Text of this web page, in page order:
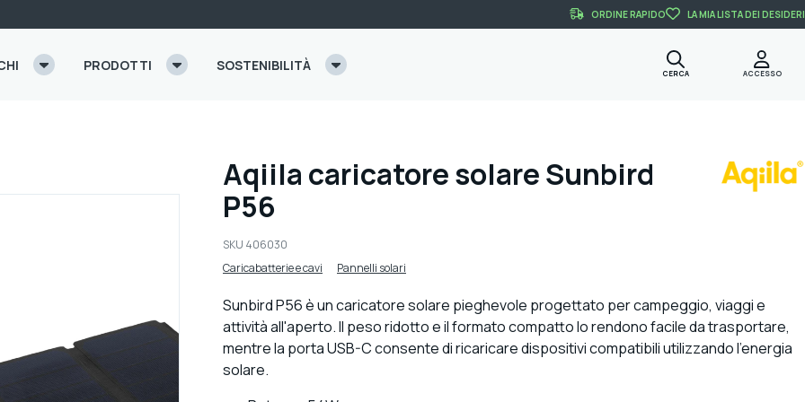
ORDINE RAPIDO LA MIA LISTA DEI DESIDERI
PRODOTTI SOSTENIBILITÀ CERCA ACCESSO
Aqiila caricatore solare Sunbird
P56
SKU 406030
Caricabatterie e cavi
Pannelli solari
Sunbird P56 è un caricatore solare pieghevole progettato per campeggio, viaggi e
attività all'aperto. Il peso ridotto e il formato compatto lo rendono facile da trasportare,
mentre la porta USB-C consente di ricaricare dispositivi compatibili utilizzando l’energia
solare.